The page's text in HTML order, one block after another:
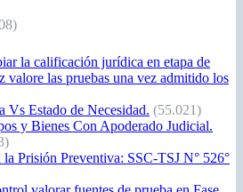
la calificación jurídica en etapa de
valore las pruebas una vez admitido los
Vs Estado de Necesidad. (55.021)
y Bienes Con Apoderado Judicial.
Prisión Preventiva: SSC-TSJ N° 526°